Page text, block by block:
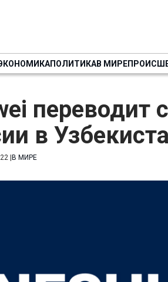
ПОЛИТИКАВ МИРЕ
переводит
в
В МИРЕ